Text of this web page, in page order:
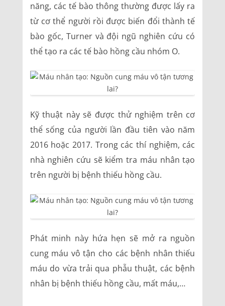
năng, các tế bào thông thường được lấy ra
từ cơ thể người rồi được biến đổi thành tế
bào gốc, Turner và đội ngũ nghiên cứu có
thể tạo ra các tế bào hồng cầu nhóm O.
Kỹ thuật này sẽ được thử nghiệm trên cơ
thể sống của người lần đầu tiên vào năm
2016 hoặc 2017. Trong các thí nghiệm, các
nhà nghiên cứu sẽ kiểm tra máu nhân tạo
trên người bị bệnh thiếu hồng cầu.
Phát minh này hứa hẹn sẽ mở ra nguồn
cung máu vô tận cho các bệnh nhân thiếu
máu do vừa trải qua phẫu thuật, các bệnh
nhân bị bệnh thiếu hồng cầu, mất máu,…